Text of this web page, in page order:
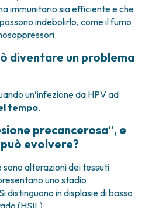
immunitario sia efficiente e che
indebolirlo, come il fumo
diventare un problema
un’infezione da HPV ad
tempo.
precancerosa”, e
evolvere?
sono alterazioni dei tessuti
uno stadio
distinguono in displasie di basso
(HSIL).